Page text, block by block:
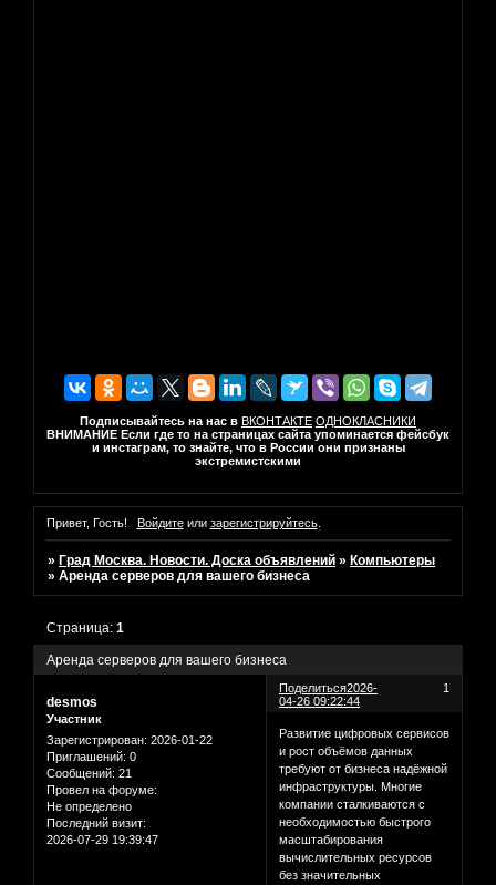
Подписывайтесь на нас в ВКОНТАКТЕ ОДНОКЛАСНИКИ
ВНИМАНИЕ Если где то на страницах сайта упоминается фейсбук
и инстаграм, то знайте, что в России они признаны
экстремистскими
Привет, Гость! Войдитеили зарегистрируйтесь.
» Град Москва. Новости. Доска объявлений » Компьютеры
»Аренда серверов для вашего бизнеса
Аренда серверов для вашего бизнеса
Страница:1
Поделиться 1
2026-
04-26 09:22:44
desmos
Участник
Зарегистрирован: 2026-01-22
Приглашений: 0
Сообщений: 21
Провел на форуме:
Не определено
Последний визит:
2026-07-29 19:39:47
Развитие цифровых сервисов
и рост объёмов данных
требуют от бизнеса надёжной
инфраструктуры. Многие
компании сталкиваются с
необходимостью быстрого
масштабирования
вычислительных ресурсов
без значительных